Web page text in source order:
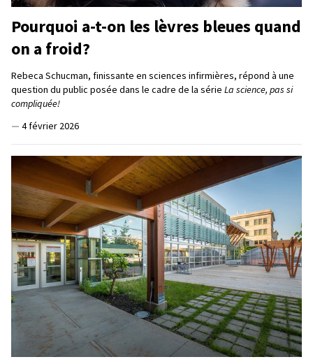
Pourquoi a-t-on les lèvres bleues quand
on a froid?
Rebeca Schucman, finissante en sciences infirmières, répond à une
question du public posée dans le cadre de la série La science, pas si
compliquée!
— 4 février 2026